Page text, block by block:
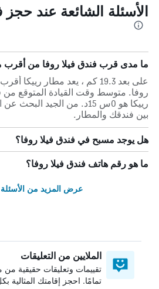
الأسئلة الشائعة عند حجز
ما مدى قرب فندق فيلا روفا من أقرب
على بعد 19.3 كم ، يعد مطار
روفا. متوسط وقت القيادة المتوقع من
رييكا هو 0س 15د. من الجيد
بين فندقك والمطار.
هل يوجد مسبح في فندق فيلا روفا؟
ما هو رقم هاتف فندق فيلا روفا؟
عرض المزيد من الأسئلة
الملايين من التعليقات
تقييمات وتعليقات حقيقية من
تمامًا. احجز إقامتك المثالية